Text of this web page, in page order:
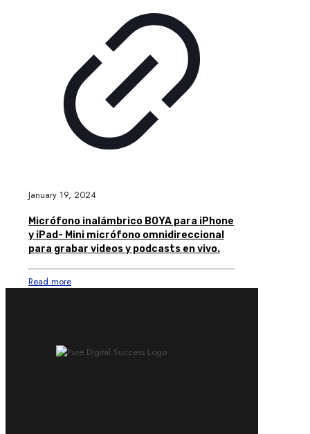
January 19, 2024
Micrófono inalámbrico BOYA para iPhone
y iPad- Mini micrófono omnidireccional
para grabar videos y podcasts en vivo.
Read more